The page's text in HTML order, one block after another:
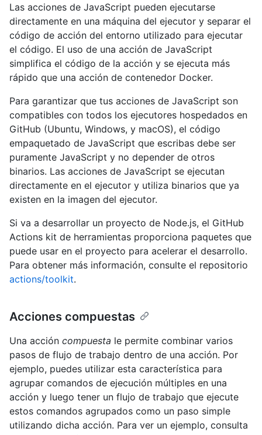
Las acciones de JavaScript pueden ejecutarse
directamente en una máquina del ejecutor y separar el
código de acción del entorno utilizado para ejecutar
el código. El uso de una acción de JavaScript
simplifica el código de la acción y se ejecuta más
rápido que una acción de contenedor Docker.
Para garantizar que tus acciones de JavaScript son
compatibles con todos los ejecutores hospedados en
GitHub (Ubuntu, Windows, y macOS), el código
empaquetado de JavaScript que escribas debe ser
puramente JavaScript y no depender de otros
binarios. Las acciones de JavaScript se ejecutan
directamente en el ejecutor y utiliza binarios que ya
existen en la imagen del ejecutor.
Si va a desarrollar un proyecto de Node.js, el GitHub
Actions kit de herramientas proporciona paquetes que
puede usar en el proyecto para acelerar el desarrollo.
Para obtener más información, consulte el repositorio
actions/toolkit.
Acciones compuestas
Una acción compuesta le permite combinar varios
pasos de flujo de trabajo dentro de una acción. Por
ejemplo, puedes utilizar esta característica para
agrupar comandos de ejecución múltiples en una
acción y luego tener un flujo de trabajo que ejecute
estos comandos agrupados como un paso simple
utilizando dicha acción. Para ver un ejemplo, consulta